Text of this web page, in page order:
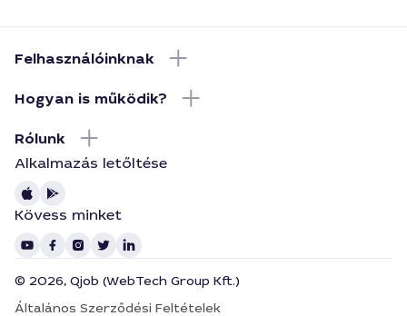
Felhasználóinknak
Hogyan is működik?
Rólunk
Alkalmazás letőltése
Kövess minket
© 2026, Qjob (WebTech Group Kft.)
Általános Szerződési Feltételek